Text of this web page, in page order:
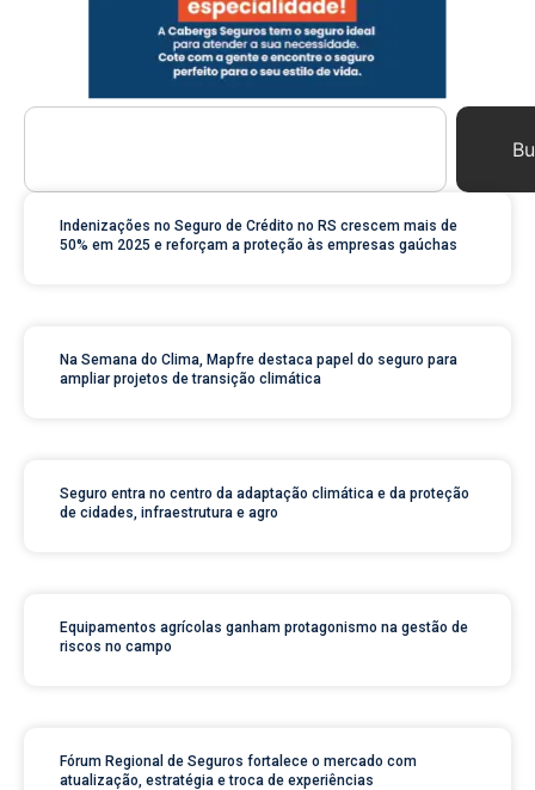
Indenizações no Seguro de Crédito no RS crescem mais de
50% em 2025 e reforçam a proteção às empresas gaúchas
Na Semana do Clima, Mapfre destaca papel do seguro para
ampliar projetos de transição climática
Seguro entra no centro da adaptação climática e da proteção
de cidades, infraestrutura e agro
Equipamentos agrícolas ganham protagonismo na gestão de
riscos no campo
Fórum Regional de Seguros fortalece o mercado com
atualização, estratégia e troca de experiências